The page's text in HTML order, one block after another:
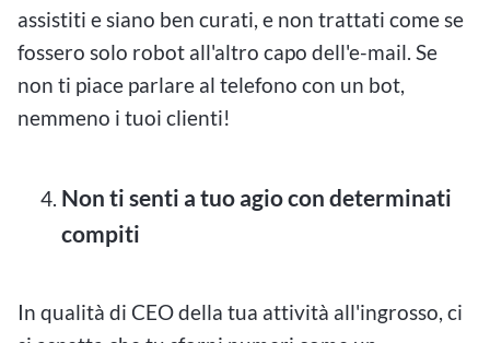
assistiti e siano ben curati, e non trattati come se
fossero solo robot all'altro capo dell'e-mail. Se
non ti piace parlare al telefono con un bot,
nemmeno i tuoi clienti!
Non ti senti a tuo agio con determinati
compiti
In qualità di CEO della tua attività all'ingrosso, ci